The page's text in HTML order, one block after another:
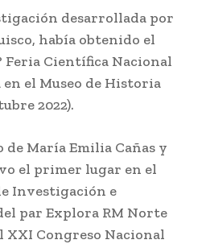
desarrollada por
había obtenido el
Feria Científica Nacional
el Museo de Historia
2022).
María Emilia Cañas y
el primer lugar en el
Investigación e
par Explora RM Norte
XXI Congreso Nacional